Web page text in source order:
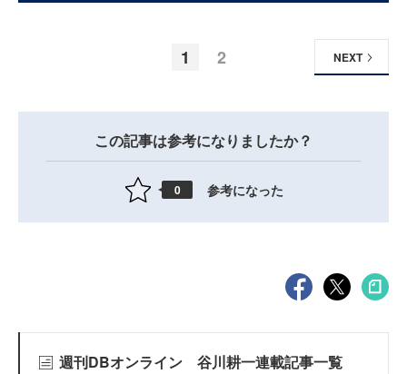
1 2 NEXT
この記事は参考になりましたか？
0 参考になった
週刊DBオンライン 谷川耕一連載記事一覧